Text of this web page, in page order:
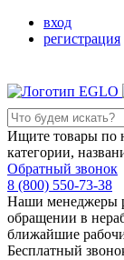
вход
регистрация
Ищите товары по
категории,
Обратный звонок
8 (800) 550-73-38
Наши менеджеры
обращении в
ближайшие
Бесплатный